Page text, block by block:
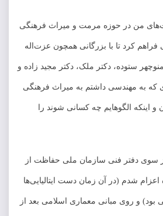
من در حوزه مرمت و میراث فرهنگی
کرد تا با بزرگانی همچون عزت‌اله
ستوده، دکتر ملک، دکتر مجید زاده و
که به مهندسی داشتم به میراث فرهنگی
و اینکه الگوهایم چه کسانی شوند را
از سوی دفتر فنی سازمان ملی حفاظت از
شدم (در آن زمان دست ایتالیایی‌ها
بود) و روی مبانی معماری اسلامی بعد از